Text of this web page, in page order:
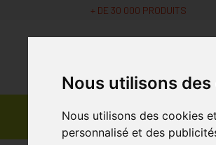
Nous utilisons
Nous utilisons des cookies
personnalisé et des
+ DE 30 000 PRODUITS
Promos Médicaments